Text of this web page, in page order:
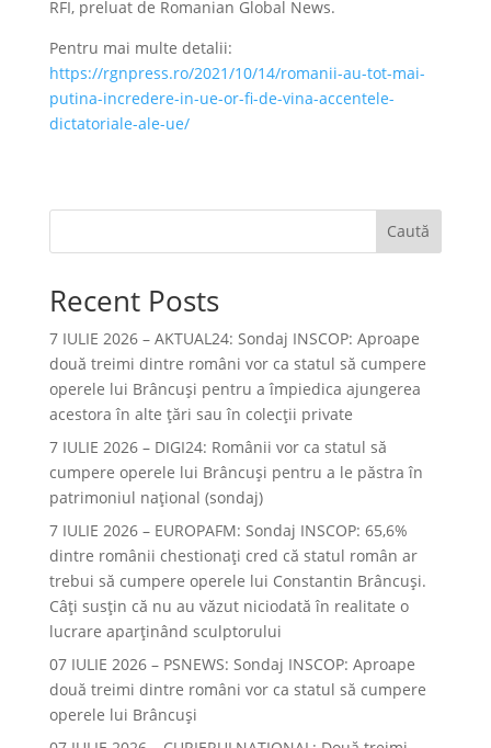
RFI, preluat de Romanian Global News.
Pentru mai multe detalii:
https://rgnpress.ro/2021/10/14/romanii-au-tot-mai-
putina-incredere-in-ue-or-fi-de-vina-accentele-
dictatoriale-ale-ue/
Caută
Recent Posts
7 IULIE 2026 – AKTUAL24: Sondaj INSCOP: Aproape
două treimi dintre români vor ca statul să cumpere
operele lui Brâncuşi pentru a împiedica ajungerea
acestora în alte ţări sau în colecţii private
7 IULIE 2026 – DIGI24: Românii vor ca statul să
cumpere operele lui Brâncuși pentru a le păstra în
patrimoniul național (sondaj)
7 IULIE 2026 – EUROPAFM: Sondaj INSCOP: 65,6%
dintre românii chestionați cred că statul român ar
trebui să cumpere operele lui Constantin Brâncuși.
Câți susțin că nu au văzut niciodată în realitate o
lucrare aparținând sculptorului
07 IULIE 2026 – PSNEWS: Sondaj INSCOP: Aproape
două treimi dintre români vor ca statul să cumpere
operele lui Brâncuși